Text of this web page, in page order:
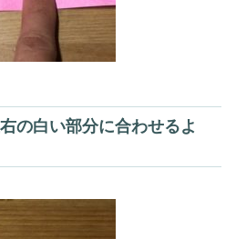
の白い部分に合わせるよ